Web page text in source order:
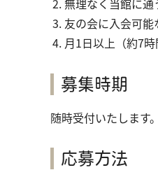
無理なく当館に
友の会に入会可能
月1日以上（約7
募集時期
随時受付いたします。
応募方法